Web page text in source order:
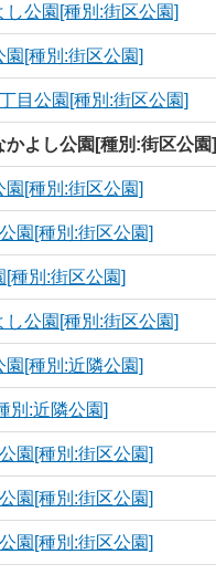
し公園[種別:街区公園]
園[種別:街区公園]
目公園[種別:街区公園]
かよし公園[種別:街区公園]
園[種別:街区公園]
園[種別:街区公園]
[種別:街区公園]
し公園[種別:街区公園]
園[種別:近隣公園]
別:近隣公園]
園[種別:街区公園]
園[種別:街区公園]
園[種別:街区公園]